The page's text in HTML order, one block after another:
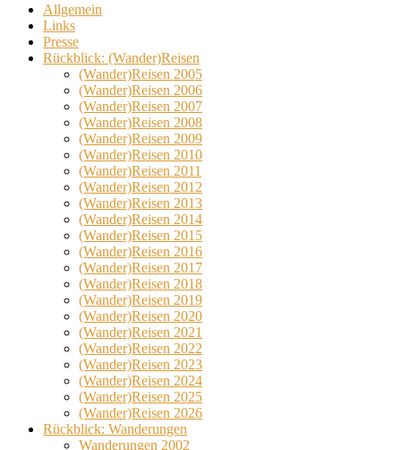
Allgemein
Links
Presse
Rückblick: (Wander)Reisen
(Wander)Reisen 2005
(Wander)Reisen 2006
(Wander)Reisen 2007
(Wander)Reisen 2008
(Wander)Reisen 2009
(Wander)Reisen 2010
(Wander)Reisen 2011
(Wander)Reisen 2012
(Wander)Reisen 2013
(Wander)Reisen 2014
(Wander)Reisen 2015
(Wander)Reisen 2016
(Wander)Reisen 2017
(Wander)Reisen 2018
(Wander)Reisen 2019
(Wander)Reisen 2020
(Wander)Reisen 2021
(Wander)Reisen 2022
(Wander)Reisen 2023
(Wander)Reisen 2024
(Wander)Reisen 2025
(Wander)Reisen 2026
Rückblick: Wanderungen
Wanderungen 2002